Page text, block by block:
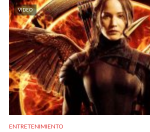
VIDEO
ENTRETENIMIENTO